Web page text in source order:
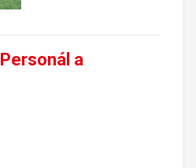
Personál a